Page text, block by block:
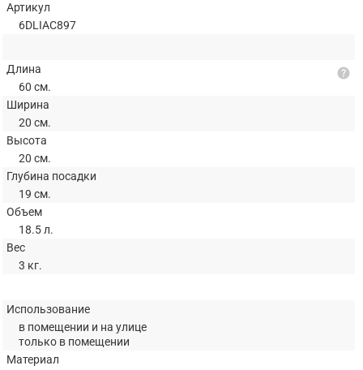
Артикул
6DLIAC897
Длина
60 см.
Ширина
20 см.
Высота
20 см.
Глубина посадки
19 см.
Объем
18.5 л.
Вес
3 кг.
help
Использование
в помещении и на улице
только в помещении
Материал